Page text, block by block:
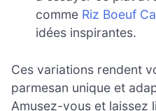
comme Riz Boeuf
idées inspirantes.
Ces variations rendent
parmesan unique et
Amusez-vous et laissez